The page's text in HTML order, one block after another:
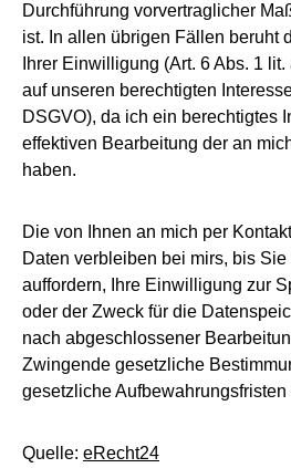
Durchführung vorvertraglicher
ist. In allen übrigen Fällen beruht
Ihrer Einwilligung (Art. 6 Abs. 1
auf unseren berechtigten
DSGVO), da ich ein berechtigtes
effektiven Bearbeitung der an
haben.
Die von Ihnen an mich per
Daten verbleiben bei mirs, bis
auffordern, Ihre Einwilligung zur
oder der Zweck für die
nach abgeschlossener
Zwingende gesetzliche
gesetzliche
Quelle: eRecht24